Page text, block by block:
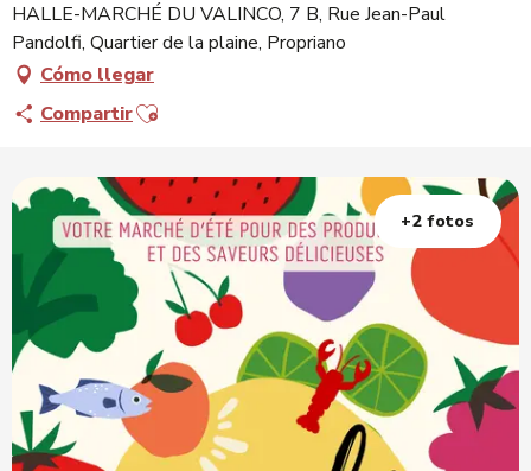
HALLE-MARCHÉ DU VALINCO, 7 B, Rue Jean-Paul
Pandolfi, Quartier de la plaine, Propriano
Cómo llegar
CompartirAjouter aux favoris
+2 fotos